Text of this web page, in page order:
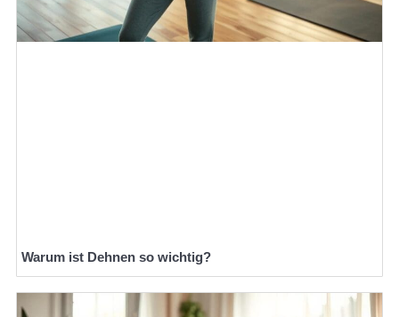
Warum ist Dehnen so wichtig?